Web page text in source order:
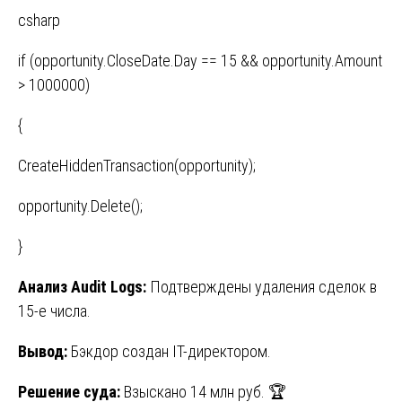
csharp
if (opportunity.CloseDate.Day == 15 && opportunity.Amount
> 1000000)
{
CreateHiddenTransaction(opportunity);
opportunity.Delete();
}
АнализAudit Logs: Подтверждены удаления сделок в
15-е числа.
Вывод: Бэкдор создан IT-директором.
Решение суда: Взыскано 14 млн руб. 🏆